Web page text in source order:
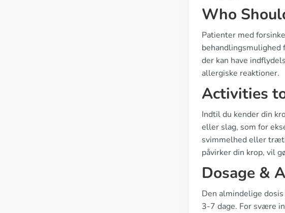
Who
Patienter med
der kan have
allergiske reaktioner.
Activities
Indtil du kender din
eller slag, som for
svimmelhed eller
påvirker din krop, vil
Dosage &
Den almindelige
3-7 dage. For svære